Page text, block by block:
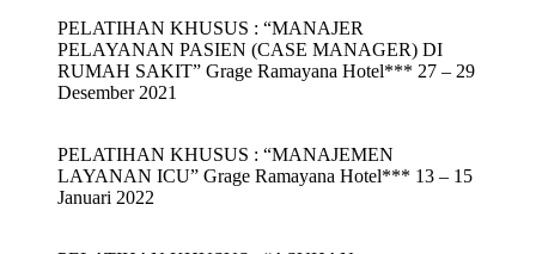
PELATIHAN KHUSUS : “MANAJER
PELAYANAN PASIEN (CASE MANAGER) DI
RUMAH SAKIT” Grage Ramayana Hotel*** 27 – 29
Desember 2021
PELATIHAN KHUSUS : “MANAJEMEN
LAYANAN ICU” Grage Ramayana Hotel*** 13 – 15
Januari 2022